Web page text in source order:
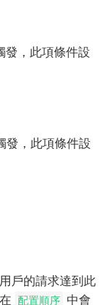
，此項條件設
，此項條件設
戶的請求達到此
配置順序 中會